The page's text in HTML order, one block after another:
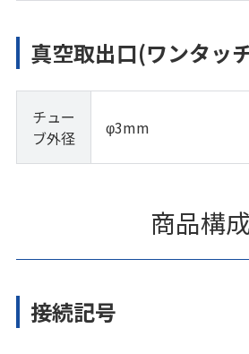
真空取出口(ワンタッ
チュー
ブ外径
φ3mm
商品構
接続記号